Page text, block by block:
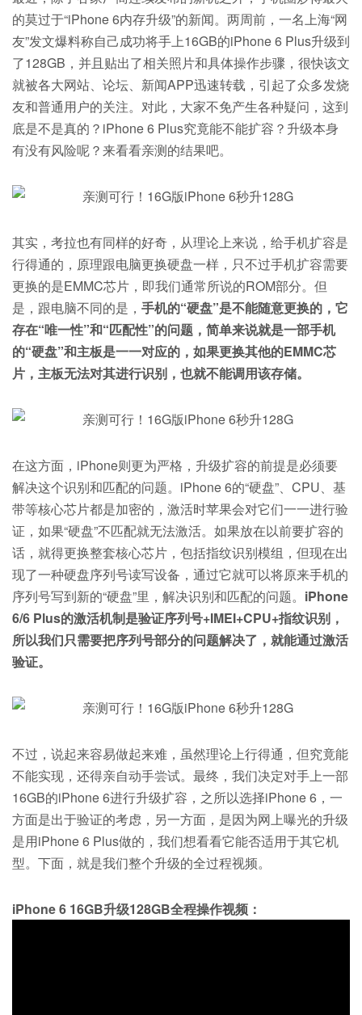
的莫过于“iPhone 6内存升级”的新闻。两周前，一名上海“网
友”发文爆料称自己成功将手上16GB的iPhone 6 Plus升级到
了128GB，并且贴出了相关照片和具体操作步骤，很快该文
就被各大网站、论坛、新闻APP迅速转载，引起了众多发烧
友和普通用户的关注。对此，大家不免产生各种疑问，这到
底是不是真的？iPhone 6 Plus究竟能不能扩容？升级本身
有没有风险呢？来看看亲测的结果吧。
其实，考拉也有同样的好奇，从理论上来说，给手机扩容是
行得通的，原理跟电脑更换硬盘一样，只不过手机扩容需要
更换的是EMMC芯片，即我们通常所说的ROM部分。但
是，跟电脑不同的是， 手机的“硬盘”是不能随意更换的，它
存在“唯一性”和“匹配性”的问题，简单来说就是一部手机
的“硬盘”和主板是一一对应的，如果更换其他的EMMC芯
片，主板无法对其进行识别，也就不能调用该存储。
在这方面，iPhone则更为严格，升级扩容的前提是必须要
解决这个识别和匹配的问题。iPhone 6的“硬盘”、CPU、基
带等核心芯片都是加密的，激活时苹果会对它们一一进行验
证，如果“硬盘”不匹配就无法激活。如果放在以前要扩容的
话，就得更换整套核心芯片，包括指纹识别模组，但现在出
现了一种硬盘序列号读写设备，通过它就可以将原来手机的
序列号写到新的“硬盘”里，解决识别和匹配的问题。 iPhone
6/6 Plus的激活机制是验证序列号+IMEI+CPU+指纹识别，
所以我们只需要把序列号部分的问题解决了，就能通过激活
验证。
不过，说起来容易做起来难，虽然理论上行得通，但究竟能
不能实现，还得亲自动手尝试。最终，我们决定对手上一部
16GB的iPhone 6进行升级扩容，之所以选择iPhone 6，一
方面是出于验证的考虑，另一方面，是因为网上曝光的升级
是用iPhone 6 Plus做的，我们想看看它能否适用于其它机
型。下面，就是我们整个升级的全过程视频。
iPhone 6 16GB升级128GB全程操作视频：